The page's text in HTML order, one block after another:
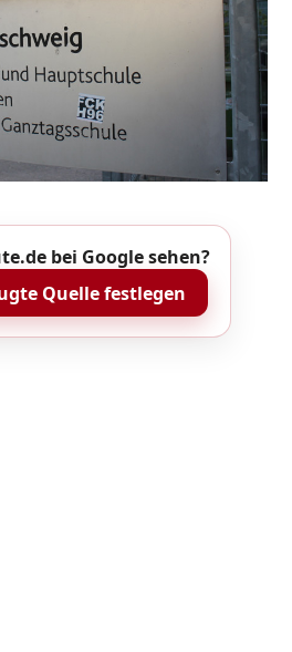
bei Google sehen?
Quelle festlegen